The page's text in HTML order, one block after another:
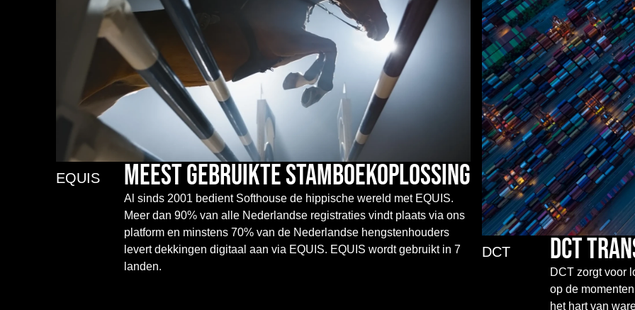
EQUIS Meest gebruikte stamboekoplossing
Al sinds 2001 bedient Softhouse de hippische wereld met EQUIS.
Meer dan 90% van alle Nederlandse registraties vindt plaats via ons
platform en minstens 70% van de Nederlandse hengstenhouders
levert dekkingen digitaal aan via EQUIS. EQUIS wordt gebruikt in 7
landen.
DCT DCT
DCT zorgt voor
op de
het hart van